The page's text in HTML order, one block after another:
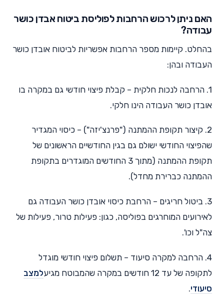
האם ניתן לרכוש הרחבות לפוליסת ביטוח אבדן כושר
עבודה?
בהחלט. קיימות מספר הרחבות אפשריות לביטוח אובדן כושר
העבודה ובהן:
1. הרחבה לנכות חלקית – קבלת פיצוי חודשי גם במקרה בו
אובדן כושר העבודה הינו חלקי.
2. קיצור תקופת ההמתנה ("פרנצ'יזה") – כיסוי המגדיר
שהפיצוי החודשי ישולם גם בגין החודשיים הראשונים של
תקופת ההמתנה (מתוך 3 החודשים המוגדרים בתקופת
ההמתנה כברירת מחדל).
3. ביטול חריגים – הרחבת כיסוי אובדן כושר העבודה גם
לאירועים המוחרגים בפוליסה, כגון: פעילות טרור, פעילות של
צה"ל וכו'.
4. הרחבה למקרה סיעוד – תשלום פיצוי חודשי מוגדל
לתקופה של עד 12 חודשים במקרה שהמבוטח מגיע
למצב
סיעודי.